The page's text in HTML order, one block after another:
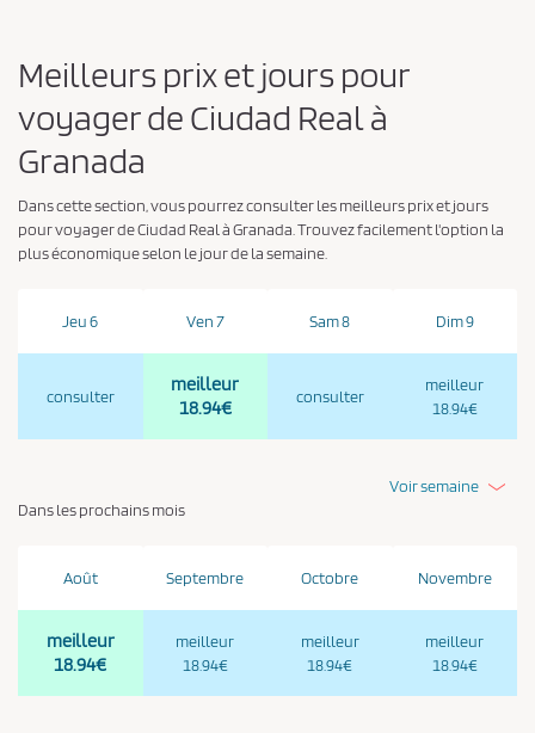
Meilleurs prix et jours pour
voyager de Ciudad Real à
Granada
Dans cette section, vous pourrez consulter les meilleurs prix et jours
pour voyager de Ciudad Real à Granada. Trouvez facilement l'option la
plus économique selon le jour de la semaine.
Jeu 6
consulter
Ven 7
meilleur
18.94€
Sam 8
consulter
Dim 9
meilleur
18.94€
Voir semaine
Dans les prochains mois
Août
meilleur
18.94€
Septembre
meilleur
18.94€
Octobre
meilleur
18.94€
Novembre
meilleur
18.94€